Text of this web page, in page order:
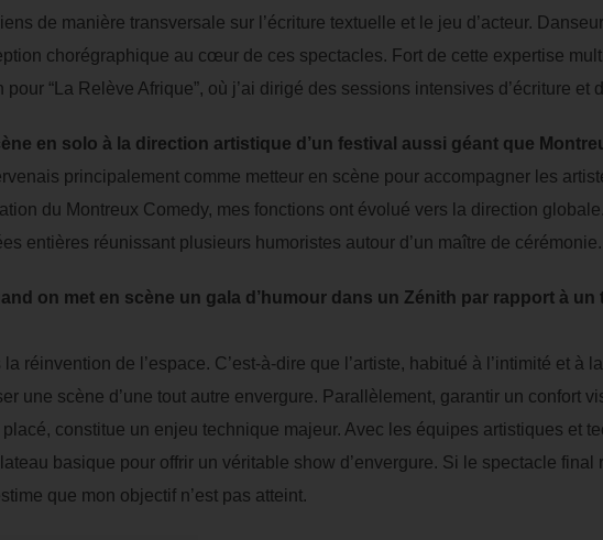
de manière transversale sur l’écriture textuelle et le jeu d’acteur.
chorégraphique au cœur de ces spectacles. Fort de cette expertise
“La Relève Afrique”, où j’ai dirigé des sessions intensives d’écriture et
en solo à la direction artistique d’un festival aussi géant que
principalement comme metteur en scène pour accompagner les
du Montreux Comedy, mes fonctions ont évolué vers la direction
entières réunissant plusieurs humoristes autour d’un maître de cérémonie.
on met en scène un gala d’humour dans un Zénith par rapport à un
réinvention de l’espace. C’est-à-dire que l’artiste, habitué à l’intimité et à
une scène d’une tout autre envergure. Parallèlement, garantir un confort
constitue un enjeu technique majeur. Avec les équipes artistiques et
basique pour offrir un véritable show d’envergure. Si le spectacle final
que mon objectif n’est pas atteint.